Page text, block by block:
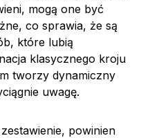
mogą one być
co sprawia, że ​​są
które lubią
klasycznego kroju
tworzy dynamiczny
uwagę.
powinien